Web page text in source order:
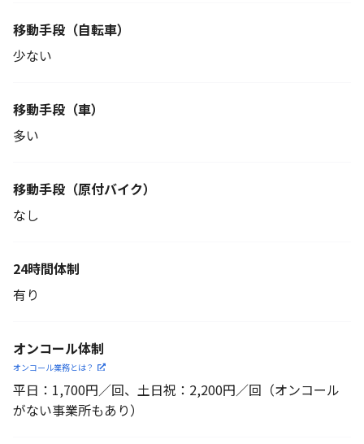
移動手段 （自転車）
少ない
移動手段（車）
多い
移動手段 （原付バイク）
なし
24時間体制
有り
オンコール体制
オンコール業務とは？
平日：1,700円／回、土日祝：2,200円／回（オンコール
がない事業所もあり）